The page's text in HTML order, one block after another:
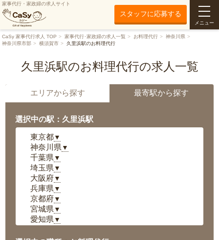
家事代行・家政婦の求人サイト
スタッフに応募する
メニュー
CaSy 家事代行求人 TOP 家事代行･家政婦の求人一覧 お料理代行
神奈川県
神奈川県市部
横須賀市 久里浜駅のお料理代行
久里浜駅のお料理代行の求人一覧
エリアから探す 最寄駅から探す
選択中の駅：久里浜駅
東京都▼
神奈川県 ▼
千葉県 ▼
埼玉県 ▼
大阪府▼
兵庫県 ▼
京都府▼
宮城県 ▼
愛知県 ▼